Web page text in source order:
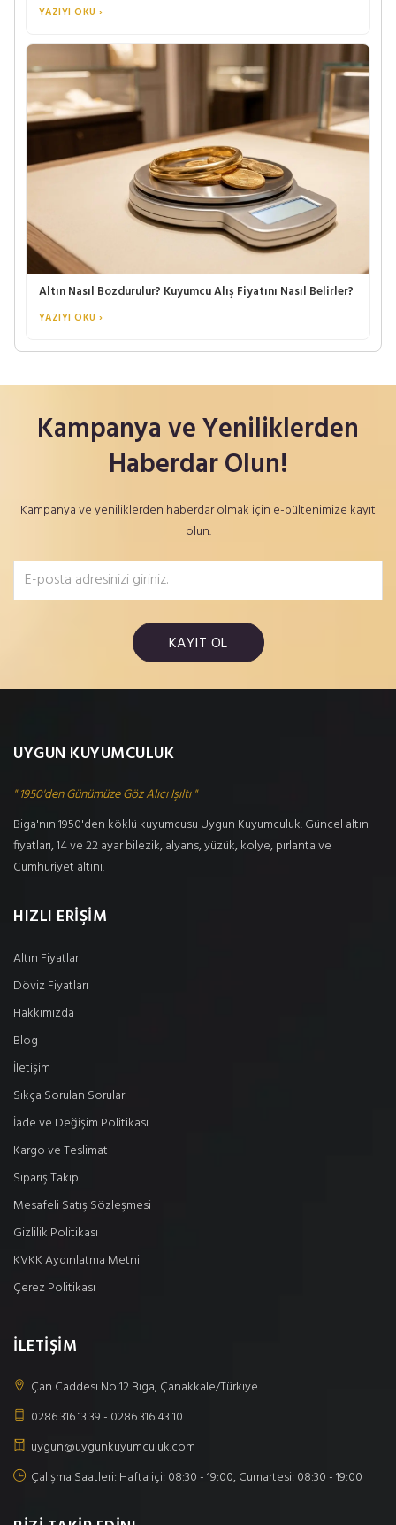
YAZIYI OKU ›
Altın Nasıl Bozdurulur? Kuyumcu Alış Fiyatını Nasıl Belirler?
YAZIYI OKU ›
Kampanya ve Yeniliklerden
Haberdar Olun!
Kampanya ve yeniliklerden haberdar olmak için e-bültenimize kayıt
olun.
KAYIT OL
UYGUN KUYUMCULUK
" 1950'den Günümüze Göz Alıcı Işıltı "
Biga'nın 1950'den köklü kuyumcusu Uygun Kuyumculuk. Güncel altın
fiyatları, 14 ve 22 ayar bilezik, alyans, yüzük, kolye, pırlanta ve
Cumhuriyet altını.
HIZLI ERİŞİM
Altın Fiyatları
Döviz Fiyatları
Hakkımızda
Blog
İletişim
Sıkça Sorulan Sorular
İade ve Değişim Politikası
Kargo ve Teslimat
Sipariş Takip
Mesafeli Satış Sözleşmesi
Gizlilik Politikası
KVKK Aydınlatma Metni
Çerez Politikası
İLETİŞİM
Çan Caddesi No:12 Biga, Çanakkale/Türkiye
0286 316 13 39 - 0286 316 43 10
uygun@uygunkuyumculuk.com
Çalışma Saatleri: Hafta içi: 08:30 - 19:00, Cumartesi: 08:30 - 19:00